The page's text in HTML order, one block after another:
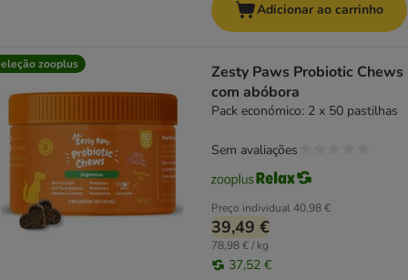
Adicionar ao carrinho
zooplus
Zesty Paws Probiotic Chews
com abóbora
Pack económico: 2 x 50 pastilhas
Preço individual40,98 €
39,49 €
78,98 € / kg
37,52 €
Sem avaliações